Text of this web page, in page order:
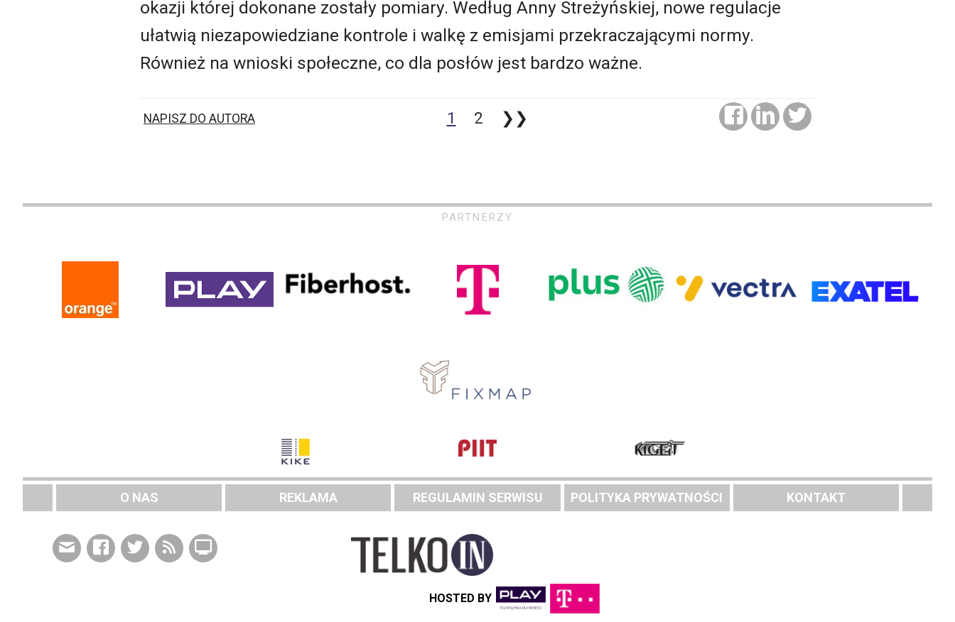
okazji której dokonane zostały pomiary. Według Anny Streżyńskiej, nowe regulacje
ułatwią niezapowiedziane kontrole i walkę z emisjami przekraczającymi normy.
Również na wnioski społeczne, co dla posłów jest bardzo ważne.
NAPISZ DO AUTORA 1 2 ❯❯
PARTNERZY
O NAS REKLAMA REGULAMIN SERWISU POLITYKA PRYWATNOŚCI KONTAKT
HOSTED BY